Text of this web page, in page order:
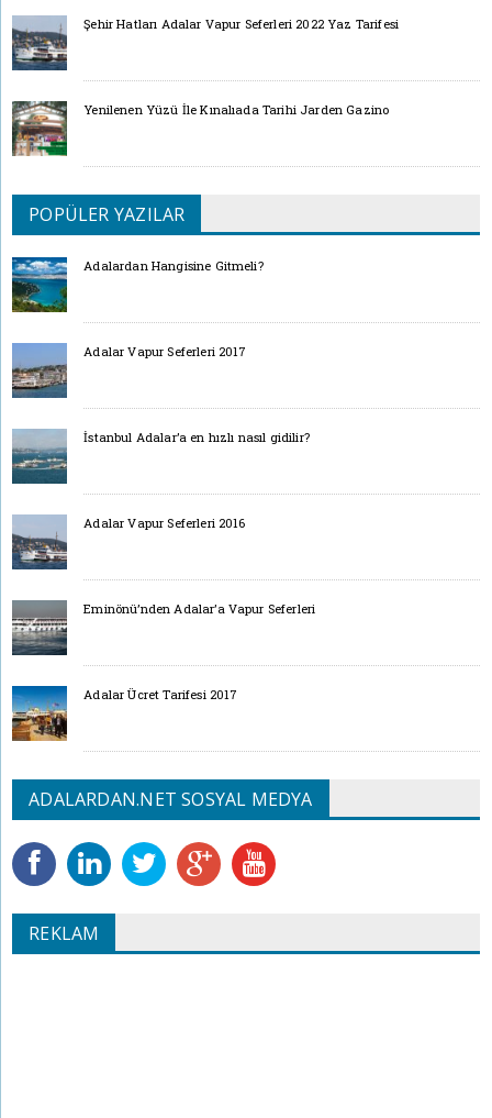
Şehir Hatları Adalar Vapur Seferleri 2022 Yaz Tarifesi
Yenilenen Yüzü İle Kınalıada Tarihi Jarden Gazino
POPÜLER YAZILAR
Adalardan Hangisine Gitmeli?
Adalar Vapur Seferleri 2017
İstanbul Adalar’a en hızlı nasıl gidilir?
Adalar Vapur Seferleri 2016
Eminönü’nden Adalar’a Vapur Seferleri
Adalar Ücret Tarifesi 2017
ADALARDAN.NET SOSYAL MEDYA
REKLAM